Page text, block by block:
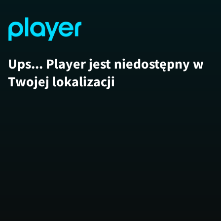
Ups... Player jest niedostępny w
Twojej lokalizacji